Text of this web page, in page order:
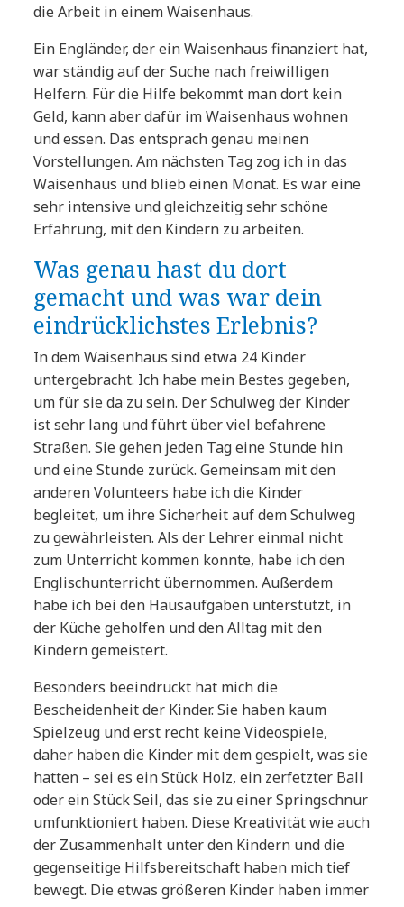
die Arbeit in einem Waisenhaus.
Ein Engländer, der ein Waisenhaus finanziert hat,
war ständig auf der Suche nach freiwilligen
Helfern. Für die Hilfe bekommt man dort kein
Geld, kann aber dafür im Waisenhaus wohnen
und essen. Das entsprach genau meinen
Vorstellungen. Am nächsten Tag zog ich in das
Waisenhaus und blieb einen Monat. Es war eine
sehr intensive und gleichzeitig sehr schöne
Erfahrung, mit den Kindern zu arbeiten.
Was genau hast du dort
gemacht und was war dein
eindrücklichstes Erlebnis?
In dem Waisenhaus sind etwa 24 Kinder
untergebracht. Ich habe mein Bestes gegeben,
um für sie da zu sein. Der Schulweg der Kinder
ist sehr lang und führt über viel befahrene
Straßen. Sie gehen jeden Tag eine Stunde hin
und eine Stunde zurück. Gemeinsam mit den
anderen Volunteers habe ich die Kinder
begleitet, um ihre Sicherheit auf dem Schulweg
zu gewährleisten. Als der Lehrer einmal nicht
zum Unterricht kommen konnte, habe ich den
Englischunterricht übernommen. Außerdem
habe ich bei den Hausaufgaben unterstützt, in
der Küche geholfen und den Alltag mit den
Kindern gemeistert.
Besonders beeindruckt hat mich die
Bescheidenheit der Kinder. Sie haben kaum
Spielzeug und erst recht keine Videospiele,
daher haben die Kinder mit dem gespielt, was sie
hatten – sei es ein Stück Holz, ein zerfetzter Ball
oder ein Stück Seil, das sie zu einer Springschnur
umfunktioniert haben. Diese Kreativität wie auch
der Zusammenhalt unter den Kindern und die
gegenseitige Hilfsbereitschaft haben mich tief
bewegt. Die etwas größeren Kinder haben immer